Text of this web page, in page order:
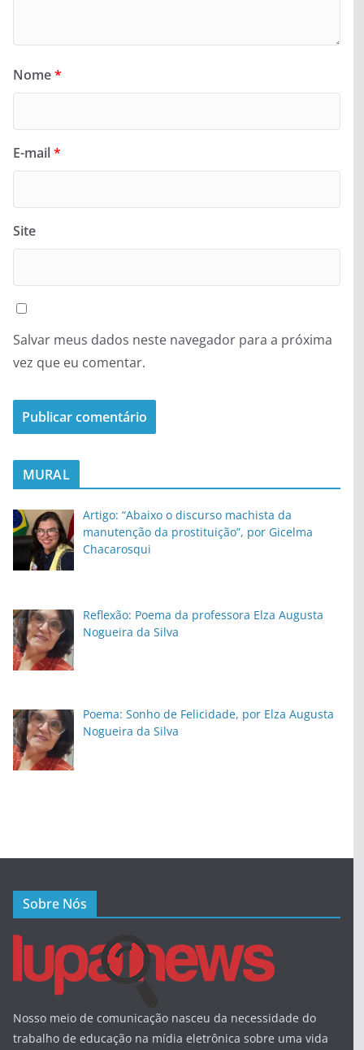
Nome*
E-mail*
Site
Salvar meus dados neste navegador para a próxima
vez que eu comentar.
MURAL
Artigo: “Abaixo o discurso machista da
manutenção da prostituição”, por Gicelma
Chacarosqui
Reflexão: Poema da professora Elza Augusta
Nogueira da Silva
Poema: Sonho de Felicidade, por Elza Augusta
Nogueira da Silva
Sobre Nós
Nosso meio de comunicação nasceu da necessidade do
trabalho de educação na mídia eletrônica sobre uma vida